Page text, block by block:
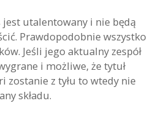
utalentowany i nie będą
Prawdopodobnie wszystko
Jeśli jego aktualny zespół
i możliwe, że tytuł
zostanie z tyłu to wtedy nie
składu.